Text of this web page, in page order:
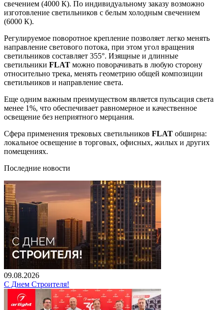
свечением (4000 К). По индивидуальному заказу возможно
изготовление светильников с белым холодным свечением
(6000 К).
Регулируемое поворотное крепление позволяет легко менять
направление светового потока, при этом угол вращения
светильников составляет 355°. Изящные и длинные
светильники FLAT можно поворачивать в любую сторону
относительно трека, менять геометрию общей композиции
светильников и направление света.
Еще одним важным преимуществом является пульсация света
менее 1%, что обеспечивает равномерное и качественное
освещение без неприятного мерцания.
Сфера применения трековых светильников FLAT обширна:
локальное освещение в торговых, офисных, жилых и других
помещениях.
Последние новости
09.08.2026
С Днем Строителя!